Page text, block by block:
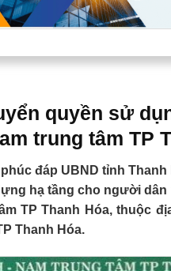
quyền sử
trung tâm TP
đáp UBND tỉnh
hạ tầng cho người
TP Thanh Hóa, thuộc
Thanh Hóa.